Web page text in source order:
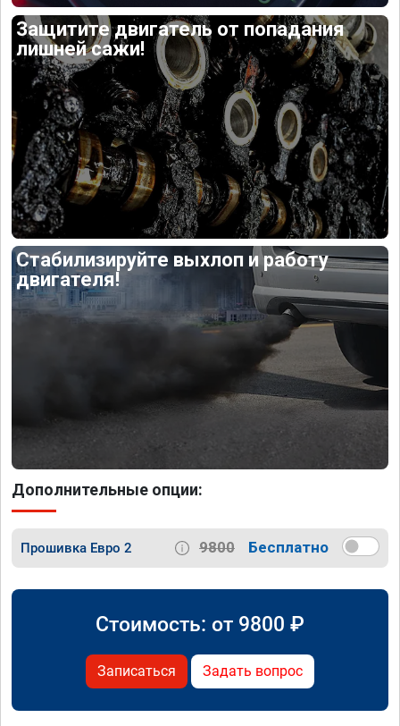
Защитите двигатель от попадания
лишней сажи!
Стабилизируйте выхлоп и работу
двигателя!
Дополнительные опции:
Прошивка Евро 2 9800 Бесплатно
Стоимость: от 9800 ₽
Записаться Задать вопрос